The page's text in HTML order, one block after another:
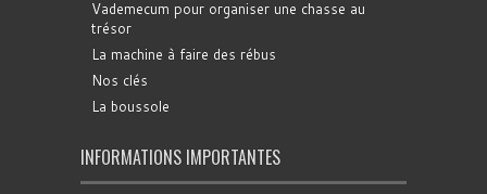
Vademecum pour organiser une chasse au
trésor
La machine à faire des rébus
Nos clés
La boussole
INFORMATIONS IMPORTANTES